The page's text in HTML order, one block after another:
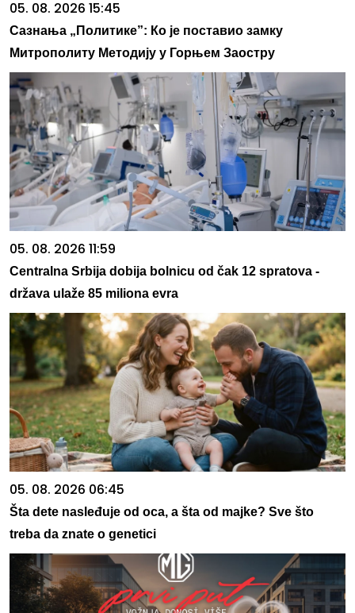
05. 08. 2026 15:45
Сазнања „Политике”: Ко је поставио замку
Митрополиту Методију у Горњем Заостру
05. 08. 2026 11:59
Centralna Srbija dobija bolnicu od čak 12 spratova -
država ulaže 85 miliona evra
05. 08. 2026 06:45
Šta dete nasleđuje od oca, a šta od majke? Sve što
treba da znate o genetici